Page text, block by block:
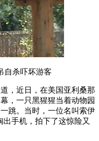
自杀吓坏游客
近日，在美国亚利桑那
，一只黑猩猩当着动物园
跳。当时，一位名叫索伊
出手机，拍下了这惊险又